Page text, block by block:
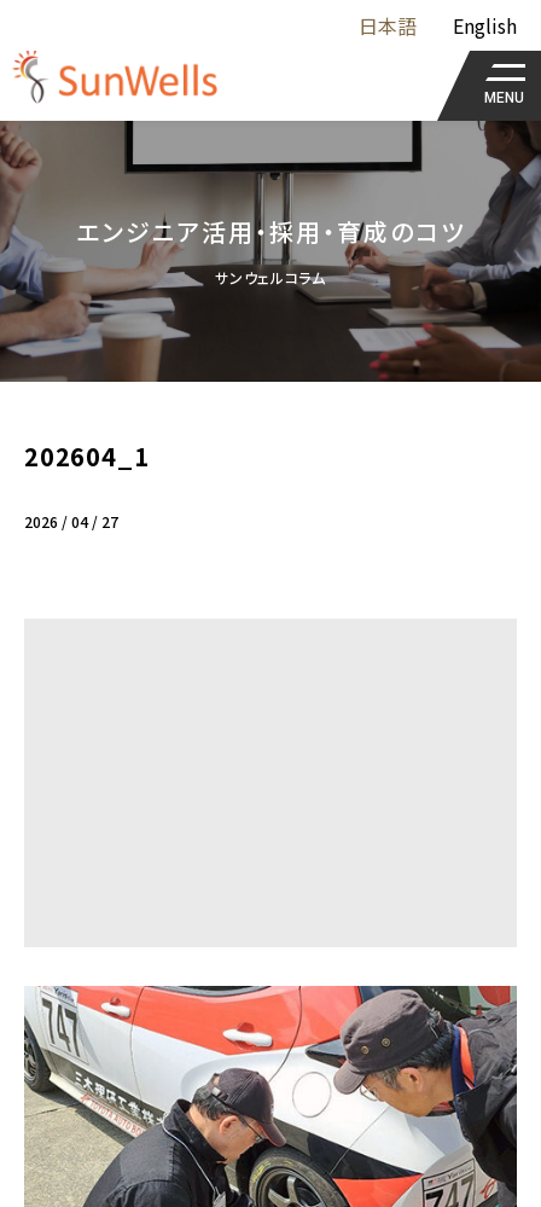
日本語 English
MENU
エンジニア活用・採用・育成のコツ
サンウェルコラム
202604_1
2026 / 04 / 27